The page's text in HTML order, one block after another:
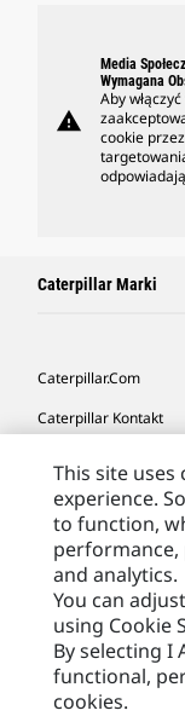
warning
Media
Wymagana
Aby
cookie
Caterpillar Marki
Caterpillar.com
Caterpillar Kontakt
Moje Preferencje
Site Map
Cookie Settings
Legal
Privacy
This site
experience.
to function,
and analytics.
You can
using Cookie
By selecting I
functional,
cookies.